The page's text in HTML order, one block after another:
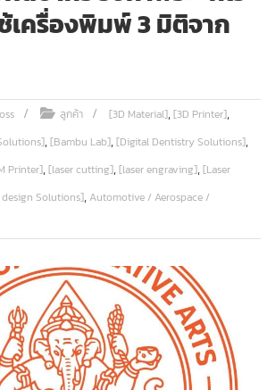
ช้เครื่องพิมพ์ 3 มิติจาก
ลูกค้า [3D Material],[3D Printer],
,[Bambu Lab],[Digital Dentistry Solutions],
Printer],[laser cutting],[laser engraving],[Laser
Solutions], Automotive / Aerospace /